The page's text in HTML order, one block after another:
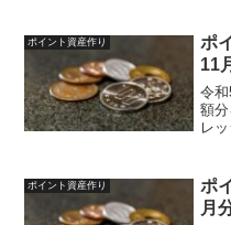
ト...
ポイント資産作り
ポ
11
令
額
レ
ポ
ト...
ポイント資産作り
ポ
月